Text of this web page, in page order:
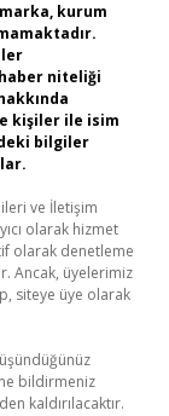
kurum
niteliği
kişiler ile isim
bilgiler
ve İletişim
olarak hizmet
olarak denetleme
Ancak, üyelerimiz
siteye üye olarak
bildirmeniz
kaldırılacaktır.